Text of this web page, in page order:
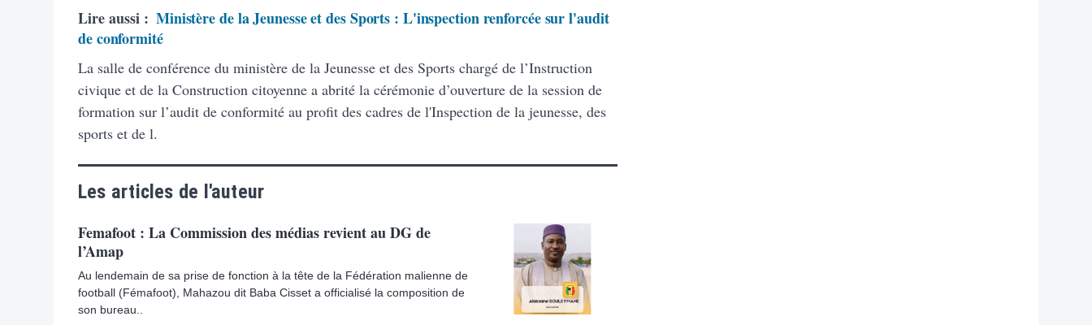
Lire aussi : Ministère de la Jeunesse et des Sports : L'inspection renforcée sur l'audit
de conformité
La salle de conférence du ministère de la Jeunesse et des Sports chargé de l’Instruction
civique et de la Construction citoyenne a abrité la cérémonie d’ouverture de la session de
formation sur l’audit de conformité au profit des cadres de l'Inspection de la jeunesse, des
sports et de l.
Les articles de l'auteur
Femafoot : La Commission des médias revient au DG de
l’Amap
Au lendemain de sa prise de fonction à la tête de la Fédération malienne de
football (Fémafoot), Mahazou dit Baba Cisset a officialisé la composition de
son bureau..